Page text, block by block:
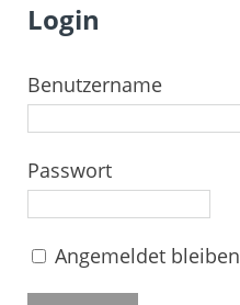
Login
Benutzername
Passwort
Angemeldet bleiben